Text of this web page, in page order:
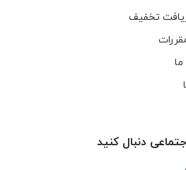
تخفیف
دنبال کنید